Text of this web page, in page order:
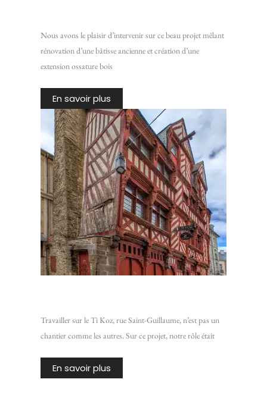
Nous avons le plaisir d’intervenir sur ce beau projet mêlant
rénovation d’une bâtisse ancienne et création d’une
extension ossature bois
En savoir plus
Travailler sur le Ti Koz, rue Saint-Guillaume, n’est pas un
chantier comme les autres. Sur ce projet, notre rôle était
En savoir plus